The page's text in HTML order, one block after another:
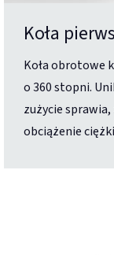
Koła
Koła obrotowe
o 360 stopni.
zużycie
obciążenie